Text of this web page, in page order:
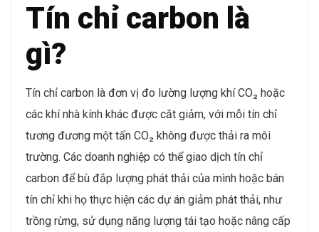
Tín chỉ carbon là
gì?
Tín chỉ carbon là đơn vị đo lường lượng khí CO₂ hoặc
các khí nhà kính khác được cắt giảm, với mỗi tín chỉ
tương đương một tấn CO₂ không được thải ra môi
trường. Các doanh nghiệp có thể giao dịch tín chỉ
carbon để bù đắp lượng phát thải của mình hoặc bán
tín chỉ khi họ thực hiện các dự án giảm phát thải, như
trồng rừng, sử dụng năng lượng tái tạo hoặc nâng cấp